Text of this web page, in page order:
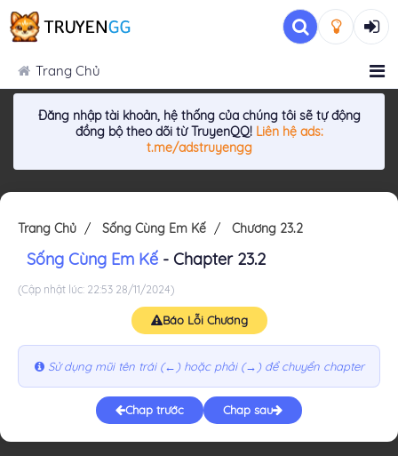
Trang Chủ
Đăng nhập tài khoản, hệ thống của chúng tôi sẽ tự động
đồng bộ theo dõi từ TruyenQQ! Liên hệ ads:
t.me/adstruyengg
Trang Chủ Sống Cùng Em Kế Chương 23.2
Sống Cùng Em Kế - Chapter 23.2
(Cập nhật lúc: 22:53 28/11/2024)
Báo Lỗi Chương
Sử dụng mũi tên trái (←) hoặc phải (→) để chuyển chapter
Chap trước Chap sau